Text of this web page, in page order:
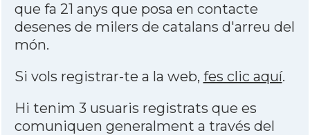
que fa 21 anys que posa en contacte
desenes de milers de catalans d'arreu del
món.
Si vols registrar-te a la web, fes clic aquí.
Hi tenim 3 usuaris registrats que es
comuniquen generalment a través del